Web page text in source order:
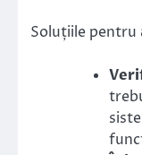
Soluțiile pentru